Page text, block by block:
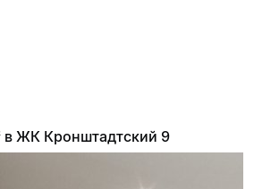
в ЖК Кронштадтский 9